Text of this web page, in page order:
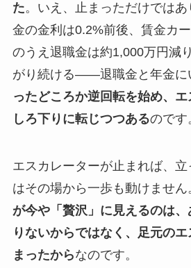
た。いえ、止まっただけでは
金の金利は0.2%前後、賃金カ
のうえ退職金は約1,000万円減
がり続ける――退職金と年金に
ったどころか逆回転を始め、
しろ下りに転じつつあるのです
エスカレーターが止まれば、
はその場から一歩も動けません
が今や「贅沢」に見えるのは
りないからではなく、足元の
まったからなのです。